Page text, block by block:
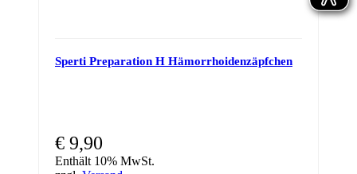
Sperti Preparation H Hämorrhoidenzäpfchen
€ 9,90
Enthält 10% MwSt.